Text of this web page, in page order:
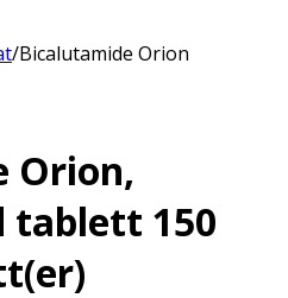
/Bicalutamide Orion
Orion,
tablett 150